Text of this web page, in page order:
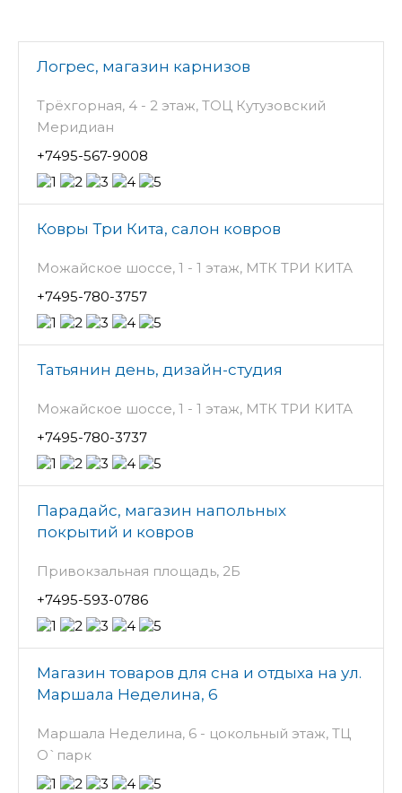
Логрес, магазин карнизов
Трёхгорная, 4 - 2 этаж, ТОЦ Кутузовский
Меридиан
+7495-567-9008
Ковры Три Кита, салон ковров
Можайское шоссе, 1 - 1 этаж, МТК ТРИ КИТА
+7495-780-3757
Татьянин день, дизайн-студия
Можайское шоссе, 1 - 1 этаж, МТК ТРИ КИТА
+7495-780-3737
Парадайс, магазин напольных
покрытий и ковров
Привокзальная площадь, 2Б
+7495-593-0786
Магазин товаров для сна и отдыха на ул.
Маршала Неделина, 6
Маршала Неделина, 6 - цокольный этаж, ТЦ
О`парк